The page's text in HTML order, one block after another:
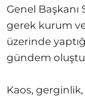
Genel Başkanı
gerek kurum
üzerinde
gündem
Kaos,